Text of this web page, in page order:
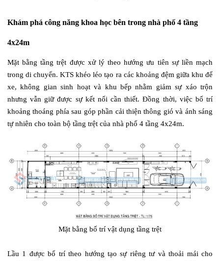
Khám phá công năng khoa học bên trong nhà phố 4 tầng
4x24m
Mặt bằng tầng trệt được xử lý theo hướng ưu tiên sự liền mạch
trong di chuyển. KTS khéo léo tạo ra các khoảng đệm giữa khu để
xe, không gian sinh hoạt và khu bếp nhằm giảm sự xáo trộn
nhưng vẫn giữ được sự kết nối cần thiết. Đồng thời, việc bố trí
khoảng thoáng phía sau góp phần cải thiện thông gió và ánh sáng
tự nhiên cho toàn bộ tầng trệt của nhà phố 4 tầng 4x24m.
Mặt bằng bố trí vật dụng tầng trệt
Lầu 1 được bố trí theo hướng tạo sự riêng tư và thoải mái cho